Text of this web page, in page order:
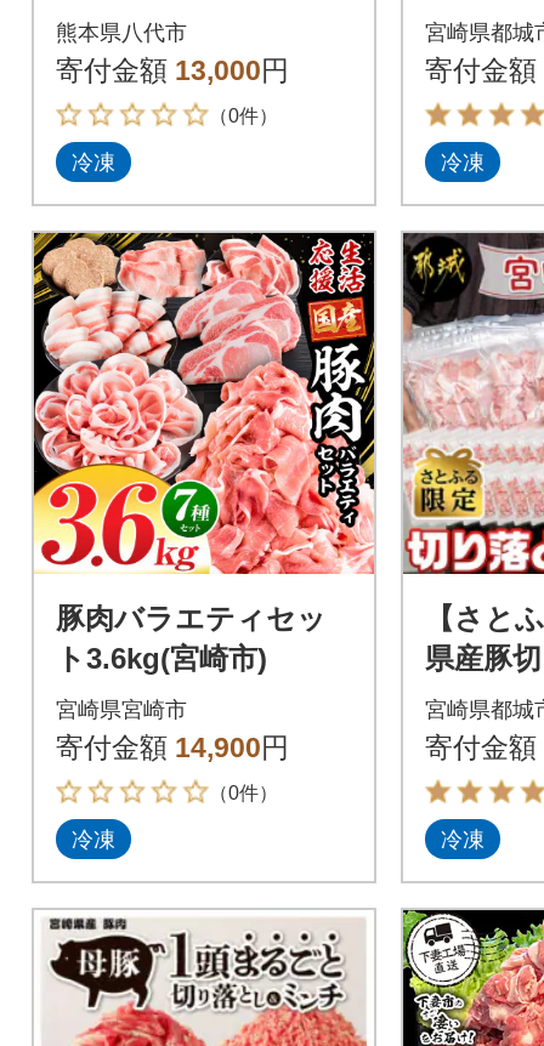
80-3034-D
熊本県八代市
寄付金額 13,000円
（0件）
冷凍
モ・ム
ト
宮崎県都城
寄付金額
冷凍
豚肉バラエティセッ
ト3.6kg(宮崎市)
宮崎県宮崎市
寄付金額 14,900円
（0件）
冷凍
【さと
県産豚
g(小口
り)
宮崎県都城
寄付金額
冷凍